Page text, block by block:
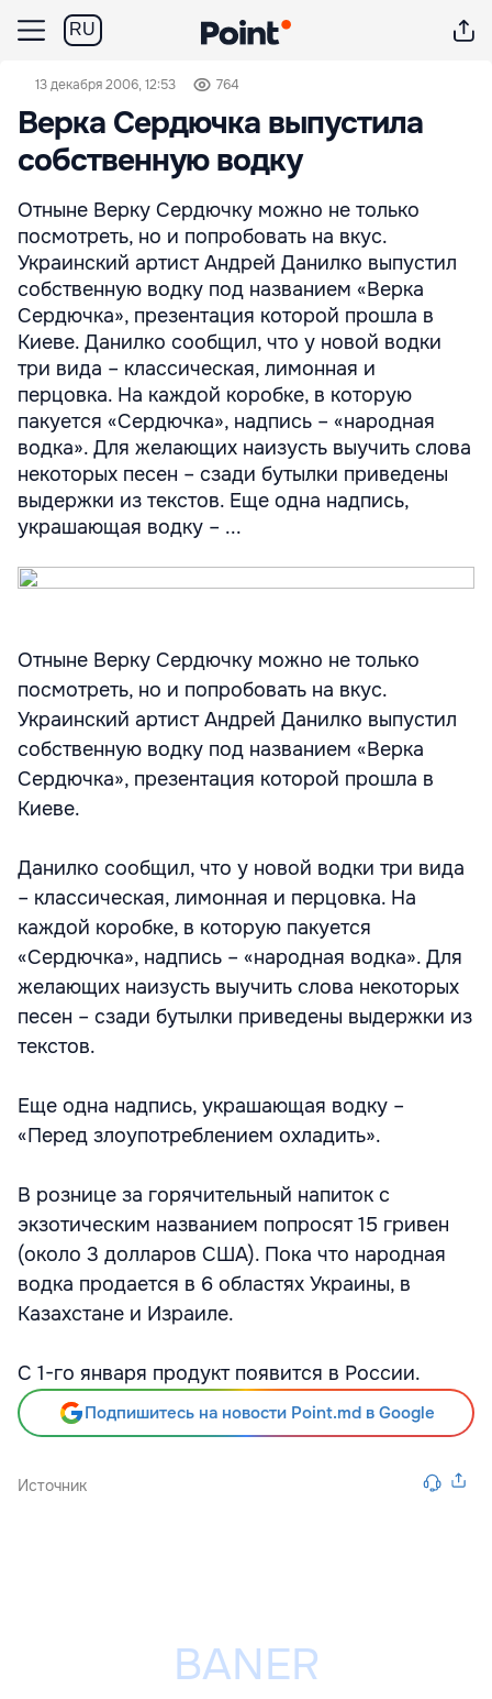
RU
13 декабря 2006, 12:53 764
Верка Сердючка выпустила
собственную водку
Отныне Верку Сердючку можно не только
посмотреть, но и попробовать на вкус.
Украинский артист Андрей Данилко выпустил
собственную водку под названием «Верка
Сердючка», презентация которой прошла в
Киеве. Данилко сообщил, что у новой водки
три вида – классическая, лимонная и
перцовка. На каждой коробке, в которую
пакуется «Сердючка», надпись – «народная
водка». Для желающих наизусть выучить слова
некоторых песен – сзади бутылки приведены
выдержки из текстов. Еще одна надпись,
украшающая водку – ...
Отныне Верку Сердючку можно не только
посмотреть, но и попробовать на вкус.
Украинский артист Андрей Данилко выпустил
собственную водку под названием «Верка
Сердючка», презентация которой прошла в
Киеве.
Данилко сообщил, что у новой водки три вида
– классическая, лимонная и перцовка. На
каждой коробке, в которую пакуется
«Сердючка», надпись – «народная водка». Для
желающих наизусть выучить слова некоторых
песен – сзади бутылки приведены выдержки из
текстов.
Еще одна надпись, украшающая водку –
«Перед злоупотреблением охладить».
В рознице за горячительный напиток с
экзотическим названием попросят 15 гривен
(около 3 долларов США). Пока что народная
водка продается в 6 областях Украины, в
Казахстане и Израиле.
С 1-го января продукт появится в России.
Подпишитесь на новости Point.md в Google
Источник